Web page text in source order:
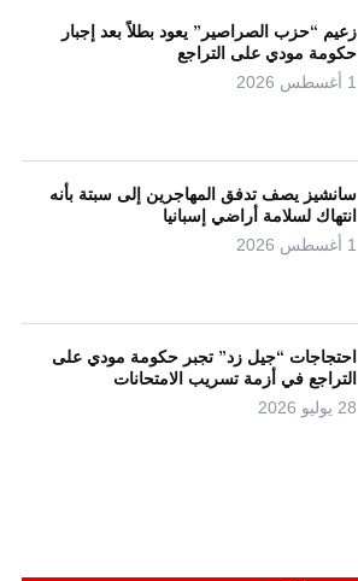
زعيم “حزب الصراصير” يعود بطلاً بعد إجبار
حكومة مودي على التراجع
1 أغسطس 2026
سانشيز يصف تدفق المهاجرين إلى سبتة بأنه
انتهاك لسلامة أراضي إسبانيا
1 أغسطس 2026
احتجاجات “جيل زد” تجبر حكومة مودي على
التراجع في أزمة تسريب الامتحانات
28 يوليو 2026